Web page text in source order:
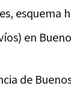
esquema
en
de